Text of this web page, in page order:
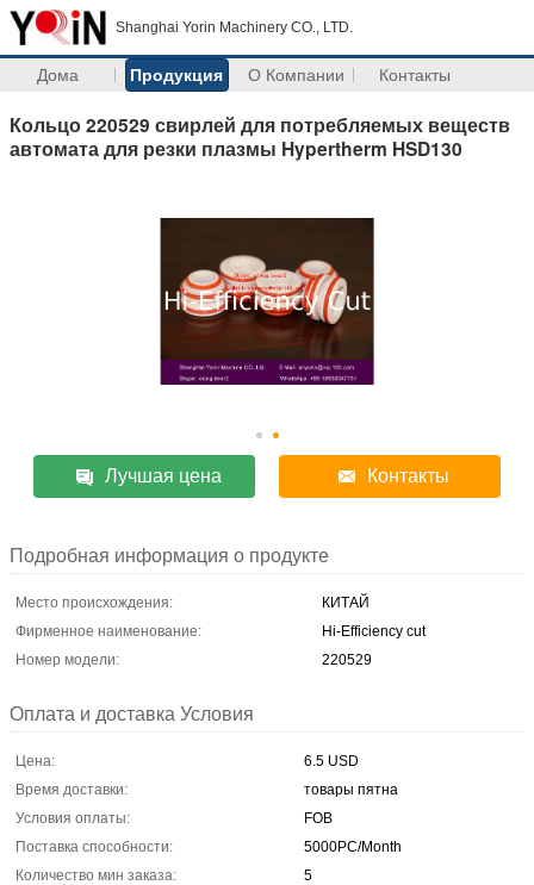
Shanghai Yorin Machinery CO., LTD.
Дома Продукция О Компании Контакты
Кольцо 220529 свирлей для потребляемых веществ
автомата для резки плазмы Hypertherm HSD130
Лучшая цена Контакты
Подробная информация о продукте
Место происхождения:
КИТАЙ
Фирменное наименование:
Hi-Efficiency cut
Номер модели:
220529
Оплата и доставка Условия
Цена:
6.5 USD
Время доставки:
товары пятна
Условия оплаты:
FOB
Поставка способности:
5000PC/Month
Количество мин заказа:
5